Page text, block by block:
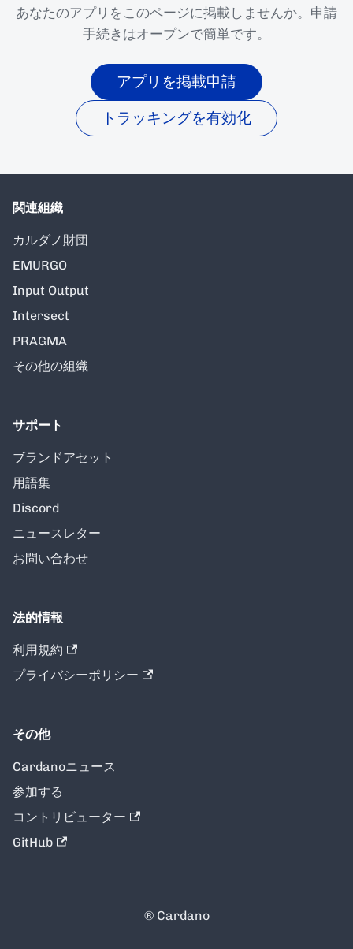
あなたのアプリをこのページに掲載しませんか。申請
手続きはオープンで簡単です。
アプリを掲載申請
トラッキングを有効化
関連組織
カルダノ財団
EMURGO
Input Output
Intersect
PRAGMA
その他の組織
サポート
ブランドアセット
用語集
Discord
ニュースレター
お問い合わせ
法的情報
利用規約
プライバシーポリシー
その他
Cardanoニュース
参加する
コントリビューター
GitHub
® Cardano